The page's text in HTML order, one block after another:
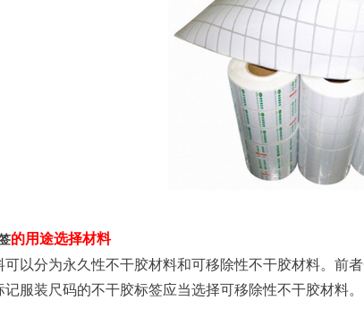
的用途选择材料
以分为永久性不干胶材料和可移除性不干胶材料。前
记服装尺码的不干胶标签应当选择可移除性不干胶材料